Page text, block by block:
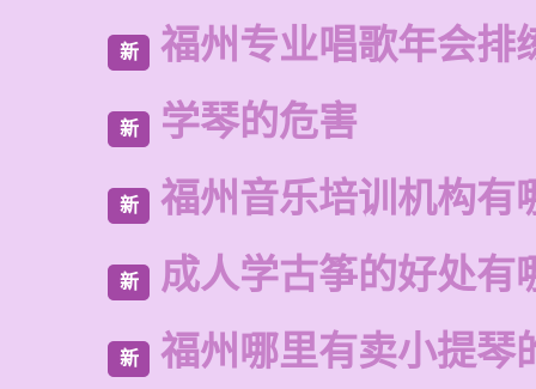
新 福州专业唱歌年会排
新 学琴的危害
新 福州音乐培训机构有
新 成人学古筝的好处有
新 福州哪里有卖小提琴